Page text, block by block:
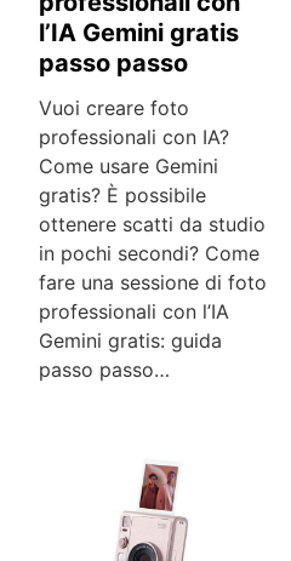
l’IA Gemini gratis
passo passo
Vuoi creare foto
professionali con IA?
Come usare Gemini
gratis? È possibile
ottenere scatti da studio
in pochi secondi? Come
fare una sessione di foto
professionali con l’IA
Gemini gratis: guida
passo passo…